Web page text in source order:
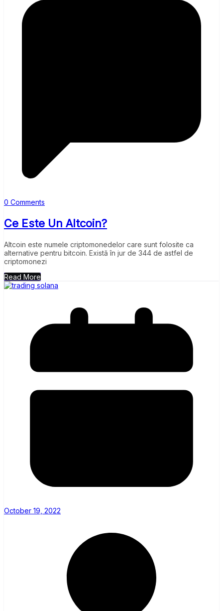
0 Comments
Ce Este Un Altcoin?
Altcoin este numele criptomonedelor care sunt folosite ca
alternative pentru bitcoin. Există în jur de 344 de astfel de
criptomonezi
Read More
October 19, 2022